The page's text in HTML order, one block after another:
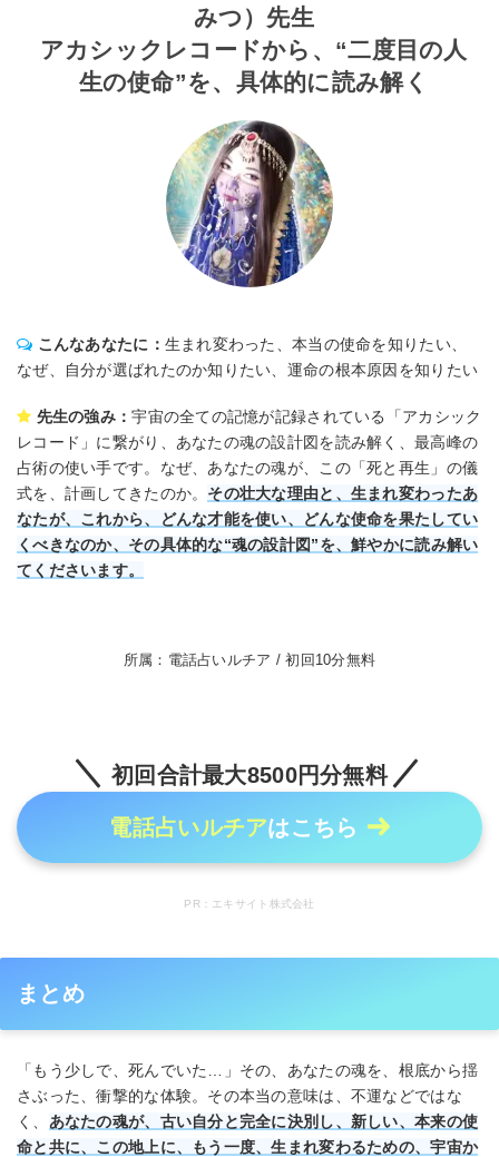
みつ）先生
アカシックレコードから、“二度目の人
生の使命”を、具体的に読み解く
こんなあなたに： 生まれ変わった、本当の使命を知りたい、
なぜ、自分が選ばれたのか知りたい、運命の根本原因を知りたい
先生の強み：宇宙の全ての記憶が記録されている「アカシック
レコード」に繋がり、あなたの魂の設計図を読み解く、最高峰の
占術の使い手です。なぜ、あなたの魂が、この「死と再生」の儀
式を、計画してきたのか。 その壮大な理由と、生まれ変わったあ
なたが、これから、どんな才能を使い、どんな使命を果たしてい
くべきなのか、その具体的な“魂の設計図”を、鮮やかに読み解い
てくださいます。
所属：電話占いルチア / 初回10分無料
初回合計最大8500円分無料
電話占いルチアはこちら
PR：エキサイト株式会社
まとめ
「もう少しで、死んでいた…」その、あなたの魂を、根底から揺
さぶった、衝撃的な体験。その本当の意味は、不運などではな
く、 あなたの魂が、古い自分と完全に決別し、新しい、本来の使
命と共に、この地上に、もう一度、生まれ変わるための、宇宙か